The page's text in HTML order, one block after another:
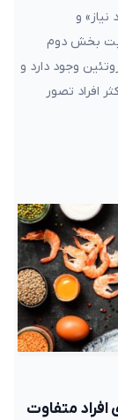
و
بخش دوم
وجود دارد و
افراد تصور
افراد متفاوت